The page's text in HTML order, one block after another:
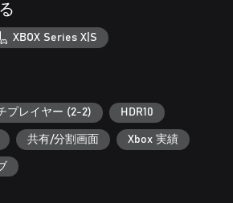
XBOX Series X|S
プレイヤー (2-2) HDR10
共有/分割画面 Xbox 実績